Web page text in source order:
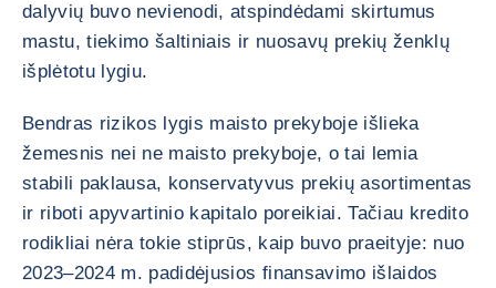
dalyvių buvo nevienodi, atspindėdami skirtumus
mastu, tiekimo šaltiniais ir nuosavų prekių ženklų
išplėtotu lygiu.
Bendras rizikos lygis maisto prekyboje išlieka
žemesnis nei ne maisto prekyboje, o tai lemia
stabili paklausa, konservatyvus prekių asortimentas
ir riboti apyvartinio kapitalo poreikiai. Tačiau kredito
rodikliai nėra tokie stiprūs, kaip buvo praeityje: nuo
2023–2024 m. padidėjusios finansavimo išlaidos